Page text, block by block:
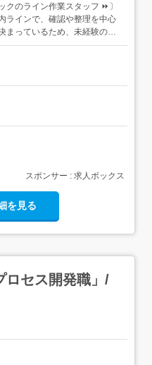
クのライン作業スタッフ ⏩〕
ラインで、確認や整理を中心
まっているため、未経験の20
い内容です。 転職前に見たい
大切にしたい方も、条件を確
スポンサー : 求人ボックス
を見る
ロセス開発職」/